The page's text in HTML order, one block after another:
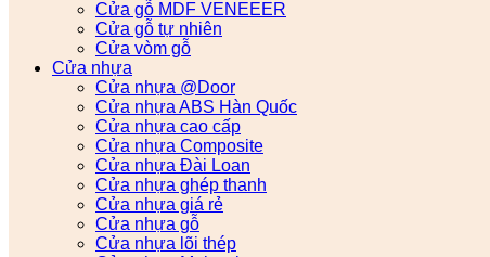
Cửa gỗ MDF VENEEER
Cửa gỗ tự nhiên
Cửa vòm gỗ
Cửa nhựa
Cửa nhựa @Door
Cửa nhựa ABS Hàn Quốc
Cửa nhựa cao cấp
Cửa nhựa Composite
Cửa nhựa Đài Loan
Cửa nhựa ghép thanh
Cửa nhựa giá rẻ
Cửa nhựa gỗ
Cửa nhựa lõi thép